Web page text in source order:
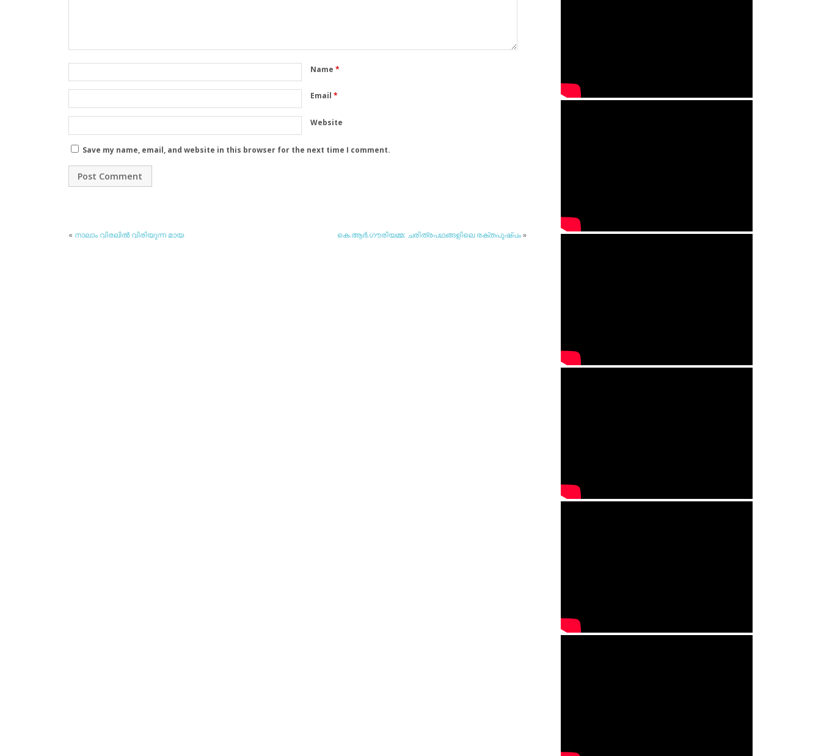
Name *
Email *
Website
Save my name, email, and website in this browser for the next time I comment.
« നാലാം വിരലില്‍ വിരിയുന്ന മായ കെ.ആര്‍.ഗൗരിയമ്മ: ചരിത്രപഥങ്ങളിലെ രക്തപുഷ്പം»